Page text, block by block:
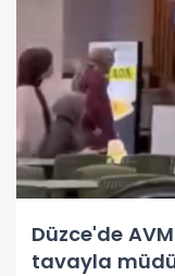
Düzce'de
tavayla